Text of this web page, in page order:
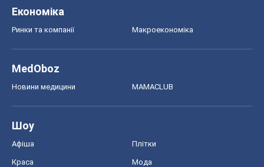
Економіка
Ринки та компанії Макроекономіка
MedOboz
Новини медицини MAMACLUB
Шоу
Афіша Плітки
Краса Мода